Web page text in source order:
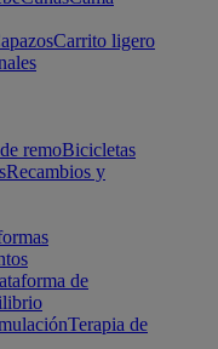
Carrito ligero
remoBicicletas
Recambios y
de
Terapia de